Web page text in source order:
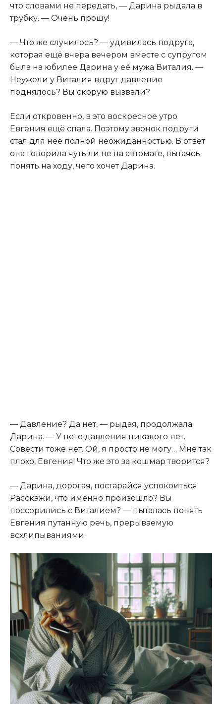
что словами не передать, — Дарина рыдала в
трубку. — Очень прошу!
— Что же случилось? — удивилась подруга,
которая ещё вчера вечером вместе с супругом
была на юбилее Дарина у её мужа Виталия. —
Неужели у Виталия вдруг давление
поднялось? Вы скорую вызвали?
Если откровенно, в это воскресное утро
Евгения ещё спала. Поэтому звонок подруги
стал для неё полной неожиданностью. В ответ
она говорила чуть ли не на автомате, пытаясь
понять на ходу, чего хочет Дарина.
— Давление? Да нет, — рыдая, продолжала
Дарина. — У него давления никакого нет.
Совести тоже нет. Ой, я просто не могу… Мне так
плохо, Евгения! Что же это за кошмар творится?
— Дарина, дорогая, постарайся успокоиться.
Расскажи, что именно произошло? Вы
поссорились с Виталием? — пыталась понять
Евгения путанную речь, прерываемую
всхлипываниями.